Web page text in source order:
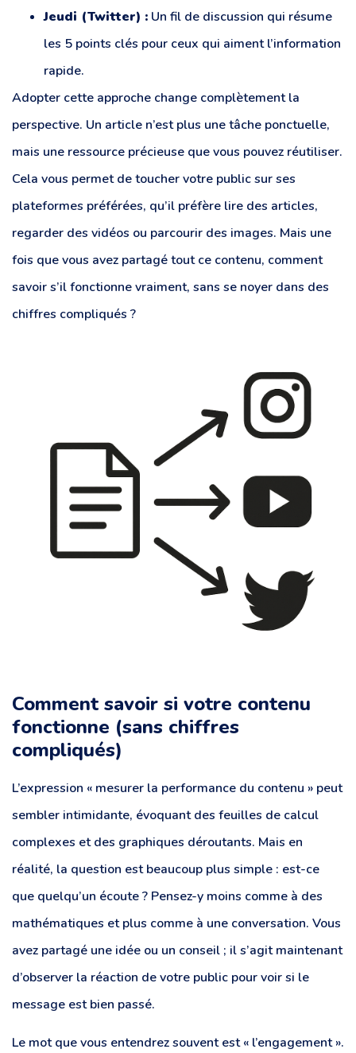
Jeudi (Twitter) : Un fil de discussion qui résume
les 5 points clés pour ceux qui aiment l’information
rapide.
Adopter cette approche change complètement la
perspective. Un article n’est plus une tâche ponctuelle,
mais une ressource précieuse que vous pouvez réutiliser.
Cela vous permet de toucher votre public sur ses
plateformes préférées, qu’il préfère lire des articles,
regarder des vidéos ou parcourir des images. Mais une
fois que vous avez partagé tout ce contenu, comment
savoir s’il fonctionne vraiment, sans se noyer dans des
chiffres compliqués ?
Comment savoir si votre contenu
fonctionne (sans chiffres
compliqués)
L’expression « mesurer la performance du contenu » peut
sembler intimidante, évoquant des feuilles de calcul
complexes et des graphiques déroutants. Mais en
réalité, la question est beaucoup plus simple : est-ce
que quelqu’un écoute ? Pensez-y moins comme à des
mathématiques et plus comme à une conversation. Vous
avez partagé une idée ou un conseil ; il s’agit maintenant
d’observer la réaction de votre public pour voir si le
message est bien passé.
Le mot que vous entendrez souvent est « l’engagement ».